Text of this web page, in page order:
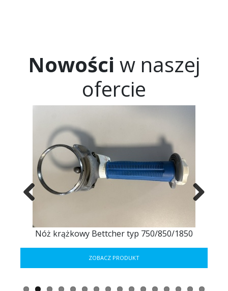
wniesienia sprzeciwu wobec przetwarzania. Jeśli ktoś naruszy
bezpieczeństwo Pana/Pani danych osobowych, przysługuje Panu/Pani
Nowości w naszej
ofercie
Nóż krążkowy Bettcher typ 750/850/1850
ZOBACZ PRODUKT